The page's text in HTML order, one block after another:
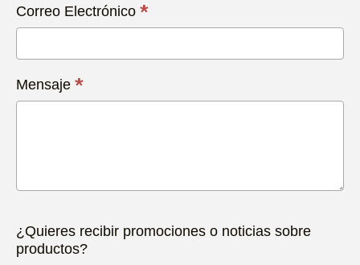
Correo Electrónico *
Mensaje *
¿Quieres recibir promociones o noticias sobre
productos?